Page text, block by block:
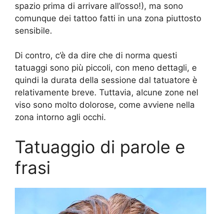
spazio prima di arrivare all’osso!), ma sono
comunque dei tattoo fatti in una zona piuttosto
sensibile.
Di contro, c’è da dire che di norma questi
tatuaggi sono più piccoli, con meno dettagli, e
quindi la durata della sessione dal tatuatore è
relativamente breve. Tuttavia, alcune zone nel
viso sono molto dolorose, come avviene nella
zona intorno agli occhi.
Tatuaggio di parole e
frasi